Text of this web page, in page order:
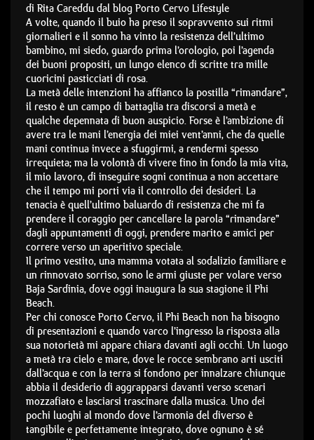
di Rita Careddu dal blog Porto Cervo Lifestyle
A volte, quando il buio ha preso il sopravvento sui ritmi
giornalieri e il sonno ha vinto la resistenza dell’ultimo
bambino, mi siedo, guardo prima l’orologio, poi l’agenda
dei buoni propositi, un lungo elenco di scritte tra mille
cuoricini pasticciati di rosa.
La metà delle intenzioni ha affianco la postilla “rimandare”,
il resto è un campo di battaglia tra discorsi a metà e
qualche depennata di buon auspicio. Forse è l’ambizione di
avere tra le mani l’energia dei miei vent’anni, che da quelle
mani continua invece a sfuggirmi, a rendermi spesso
irrequieta; ma la volontà di vivere fino in fondo la mia vita,
il mio lavoro, di inseguire sogni continua a non accettare
che il tempo mi porti via il controllo dei desideri. La
tenacia è quell’ultimo baluardo di resistenza che mi fa
prendere il coraggio per cancellare la parola “rimandare”
dagli appuntamenti di oggi, prendere marito e amici per
correre verso un aperitivo speciale.
Il primo vestito, una mamma votata al sodalizio familiare e
un rinnovato sorriso, sono le armi giuste per volare verso
Baja Sardinia, dove oggi inaugura la sua stagione il Phi
Beach.
Per chi conosce Porto Cervo, il Phi Beach non ha bisogno
di presentazioni e quando varco l’ingresso la risposta alla
sua notorietà mi appare chiara davanti agli occhi. Un luogo
a metà tra cielo e mare, dove le rocce sembrano arti usciti
dall’acqua e con la terra si fondono per innalzare chiunque
abbia il desiderio di aggrapparsi davanti verso scenari
mozzafiato e lasciarsi trascinare dalla musica. Uno dei
pochi luoghi al mondo dove l’armonia del diverso è
tangibile e perfettamente integrato, dove ognuno è sé